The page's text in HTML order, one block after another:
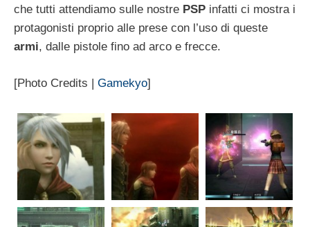
che tutti attendiamo sulle nostre PSP infatti ci mostra i
protagonisti proprio alle prese con l’uso di queste
armi, dalle pistole fino ad arco e frecce.
[Photo Credits | Gamekyo]